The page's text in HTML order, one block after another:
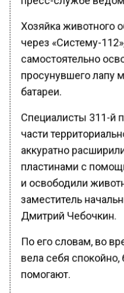
Хозяйка животного
через «Систему-
самостоятельно
просунувшего лапу
батареи.
Специалисты 311-й
части
аккуратно
пластинами с
и освободили
заместитель
Дмитрий Чебочкин.
По его словам, во
вела себя спокойно,
помогают.